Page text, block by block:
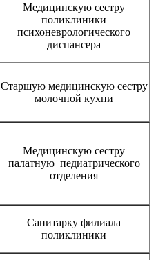
Медицинскую сестру
поликлиники
психоневрологического
диспансера
Старшую медицинскую сестру
молочной кухни
Медицинскую сестру
палатную педиатрического
отделения
Санитарку филиала
поликлиники